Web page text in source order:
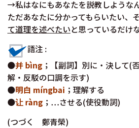
→私はなにもあなたを説教しような
ただあなたに分かってもらいたい、
て道理を述べたいと思っているだけ
語注 :
●并 bìng ；【副詞】別に・決して(
解・反駁の口調を示す)
●明白 míngbai ；理解する
●让 ràng ；…させる(使役動詞)
(つづく 鄭青榮)